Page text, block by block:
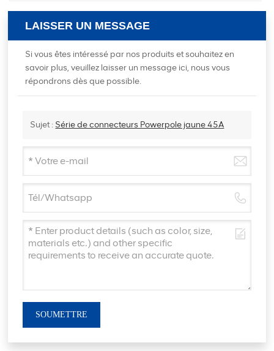
LAISSER UN MESSAGE
Si vous êtes intéressé par nos produits et souhaitez en
savoir plus, veuillez laisser un message ici, nous vous
répondrons dès que possible.
Sujet : Série de connecteurs Powerpole jaune 45A
SOUMETTRE